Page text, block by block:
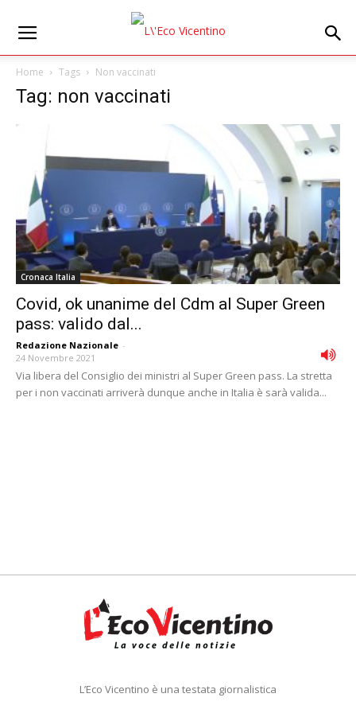
Home Tags Non vaccinati
Tag: non vaccinati
Cronaca Italia
Covid, ok unanime del Cdm al Super Green
pass: valido dal...
Redazione Nazionale -
24 Novembre 2021
Via libera del Consiglio dei ministri al Super Green pass. La stretta
per i non vaccinati arriverà dunque anche in Italia è sarà valida...
L’Eco Vicentino è una testata giornalistica